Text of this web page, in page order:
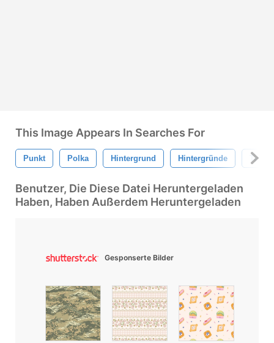
This Image Appears In Searches For
Punkt Polka Hintergrund Hintergründe Textur
Benutzer, Die Diese Datei Heruntergeladen
Haben, Haben Außerdem Heruntergeladen
Gesponserte Bilder